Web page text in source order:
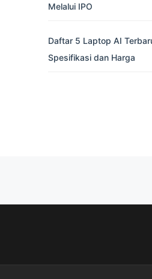
Melalui IPO
Daftar 5 Laptop AI
Spesifikasi dan Harga